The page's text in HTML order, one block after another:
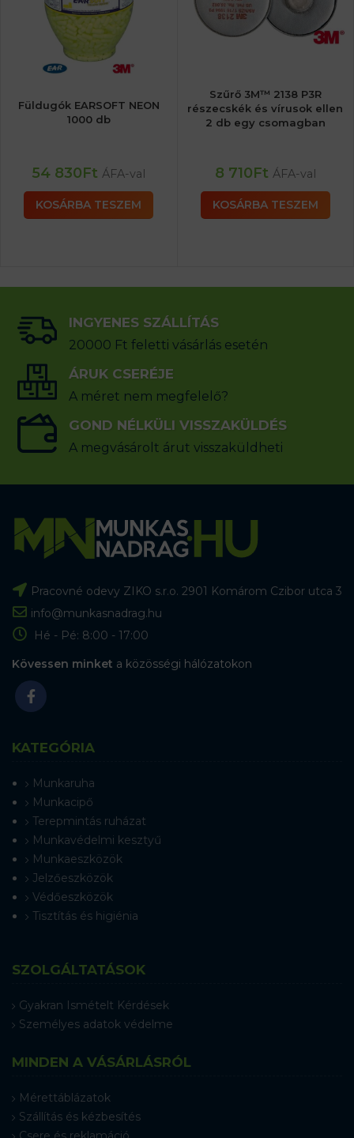
Füldugók EARSOFT NEON
1000 db
54 830Ft ÁFA-val
KOSÁRBA TESZEM
Szűrő 3M™ 2138 P3R
részecskék és vírusok ellen
2 db egy csomagban
8 710Ft ÁFA-val
KOSÁRBA TESZEM
INGYENES SZÁLLÍTÁS
20000 Ft feletti vásárlás esetén
ÁRUK CSERÉJE
A méret nem megfelelő?
GOND NÉLKÜLI VISSZAKÜLDÉS
A megvásárolt árut visszaküldheti
Pracovné odevy ZIKO s.r.o. 2901 Komárom Czibor utca 3
info@munkasnadrag.hu
Hé - Pé: 8:00 - 17:00
Kövessen minket a közösségi hálózatokon
KATEGÓRIA
Munkaruha
Munkacipő
Terepmintás ruházat
Munkavédelmi kesztyű
Munkaeszközök
Jelzőeszközök
Védőeszközök
Tisztítás és higiénia
SZOLGÁLTATÁSOK
Gyakran Ismételt Kérdések
Személyes adatok védelme
MINDEN A VÁSÁRLÁSRÓL
Mérettáblázatok
Szállítás és kézbesítés